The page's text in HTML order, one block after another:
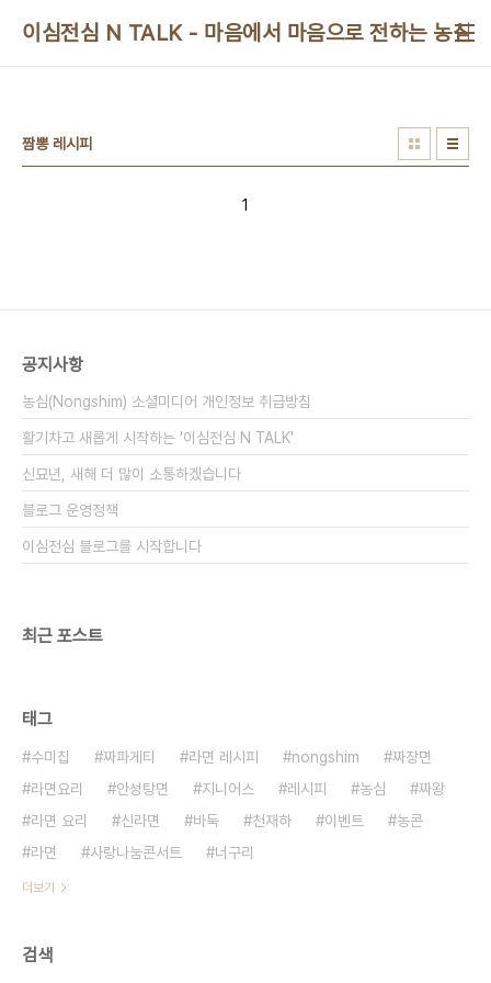
이심전심 N TALK - 마음에서 마음으로 전하는 농심
짬뽕 레시피
1
공지사항
농심(Nongshim) 소셜미디어 개인정보 취급방침
활기차고 새롭게 시작하는 '이심전심 N TALK'
신묘년, 새해 더 많이 소통하겠습니다
블로그 운영정책
이심전심 블로그를 시작합니다
최근 포스트
태그
수미칩 짜파게티 라면 레시피 nongshim
짜장면
라면요리
안성탕면 지니어스 레시피 농심
짜왕
라면 요리
신라면 바둑 천재하 이벤트
농콘
라면
사랑나눔콘서트 너구리
더보기
검색